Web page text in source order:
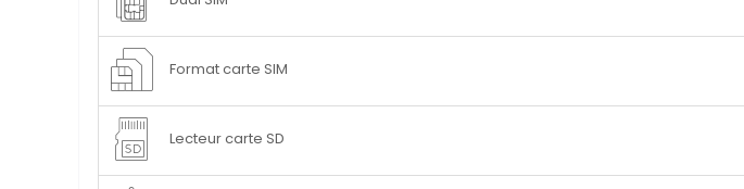
Format carte SIM
Lecteur carte SD